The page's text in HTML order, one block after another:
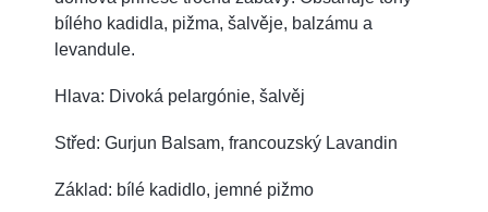
bílého kadidla, pižma, šalvěje, balzámu a
levandule.
Hlava: Divoká pelargónie, šalvěj
Střed: Gurjun Balsam, francouzský Lavandin
Základ: bílé kadidlo, jemné pižmo